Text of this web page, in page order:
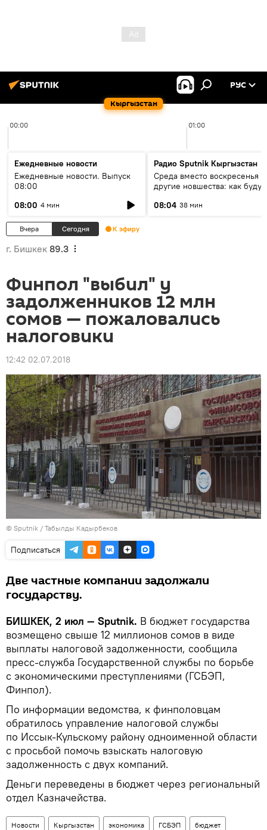
Кыргызстан
РУС
00:00 01:00
Ежедневные новости
Ежедневные новости. Выпуск
08:00
08:00 4 мин
Радио Sputnik Кыргызстан
Среда вместо воскресенья и
другие новшества: как будут
08:04 38 мин
Вчера Сегодня К эфиру
г. Бишкек 89.3
Финпол "выбил" у
задолженников 12 млн
сомов — пожаловались
налоговики
12:42 02.07.2018
© Sputnik / Табылды Кадырбеков
Подписаться
Две частные компании задолжали
государству.
БИШКЕК, 2 июл — Sputnik. В бюджет государства
возмещено свыше 12 миллионов сомов в виде
выплаты налоговой задолженности, сообщила
пресс-служба Государственной службы по борьбе
с экономическими преступлениями (ГСБЭП,
Финпол).
По информации ведомства, к финполовцам
обратилось управление налоговой службы
по Иссык-Кульскому району одноименной области
с просьбой помочь взыскать налоговую
задолженность с двух компаний.
Деньги переведены в бюджет через региональный
отдел Казначейства.
Новости Кыргызстан экономика ГСБЭП бюджет